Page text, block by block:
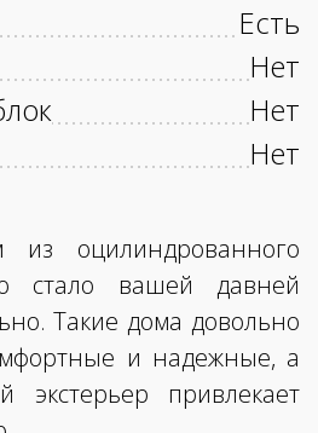
Есть
Нет
Нет
Нет
из оцилиндрованного
стало вашей давней
Такие дома довольно
и надежные, а
экстерьер привлекает